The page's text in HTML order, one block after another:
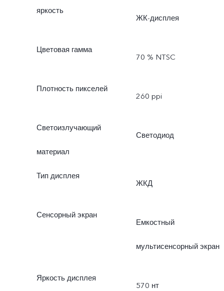
яркость
ЖК-дисплея
Цветовая гамма
70 % NTSC
Плотность пикселей
260 ppi
Светоизлучающий
материал
Светодиод
Тип дисплея
ЖКД
Сенсорный экран
Емкостный
мультисенсорный экран
Яркость дисплея
570 нт